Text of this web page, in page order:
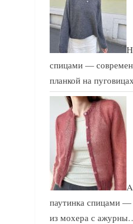
спицами —
планкой на пуговицах
паутинка спицами
из мохера с